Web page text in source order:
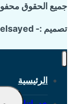
جميع الحقوق
تصميم :- monaelsayed
الرئيسية